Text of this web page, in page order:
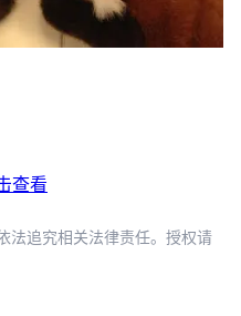
查看
法追究相关法律责任。授权请